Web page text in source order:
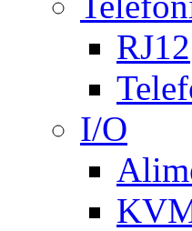
RJ12
I/O